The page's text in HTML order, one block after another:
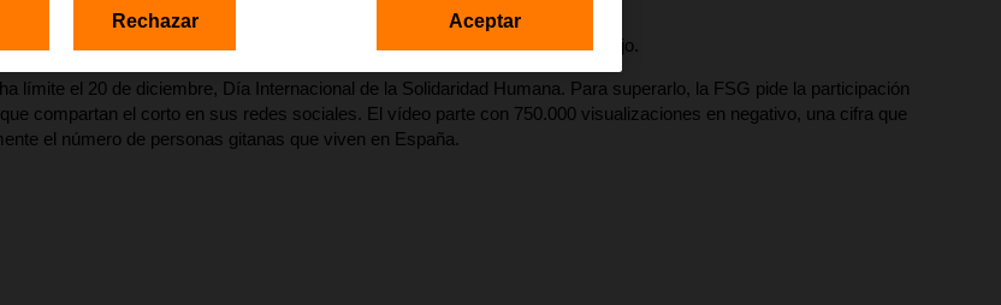
, y no de más abajo.
límite el 20 de diciembre, Día Internacional de la Solidaridad Humana. Para superarlo, la FSG pide la participación
compartan el corto en sus redes sociales. El vídeo parte con 750.000 visualizaciones en negativo, una cifra que
el número de personas gitanas que viven en España.
Rechazar Aceptar